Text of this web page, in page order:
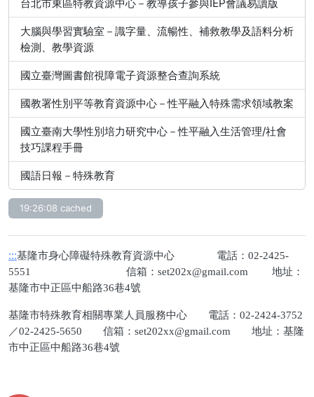
台北市東區特教資源中心－教導孩子參與IEP會議易讀版
大腦與學習實驗室－識字量、流暢性、補救教學及語料分析
檢測、教學資源
國立臺灣圖書館視障電子資源整合查詢系統
國教署性別平等教育資源中心－性平融入特殊需求領域教案
國立臺南大學性別培力研究中心－性平融入生活管理/社會
技巧課程手冊
國語日報－特殊教育
19:26:08 cached
:::基隆市身心障礙特殊教育資源中心 電話：02-2425-
5551 信箱： set202x@gmail.com 地址：
基隆市中正區中船路36巷4號
基隆市特殊教育相關專業人員服務中心 電話：02-2424-3752
／02-2425-5650 信箱： set202xx@gmail.com 地址：基隆
市中正區中船路36巷4號